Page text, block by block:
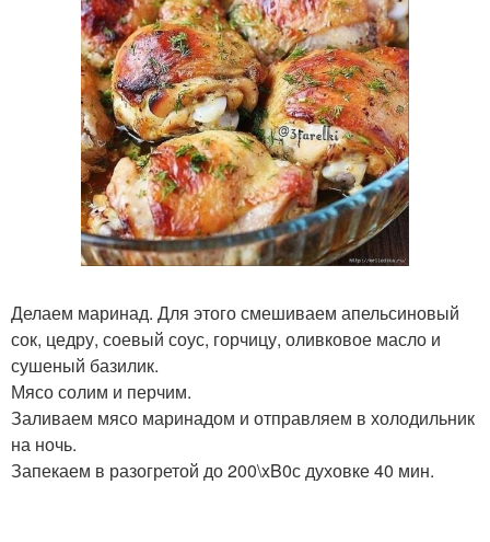
Делаем маринад. Для этого смешиваем апельсиновый
сок, цедру, соевый соус, горчицу, оливковое масло и
сушеный базилик.
Мясо солим и перчим.
Заливаем мясо маринадом и отправляем в холодильник
на ночь.
Запекаем в разогретой до 200\xB0с духовке 40 мин.